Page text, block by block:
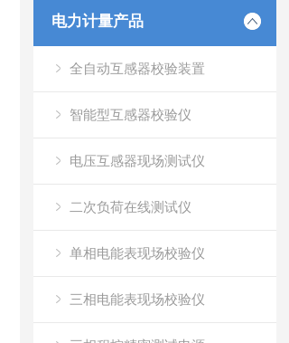
电力计量产品
全自动互感器校验装置
智能型互感器校验仪
电压互感器现场测试仪
二次负荷在线测试仪
单相电能表现场校验仪
三相电能表现场校验仪